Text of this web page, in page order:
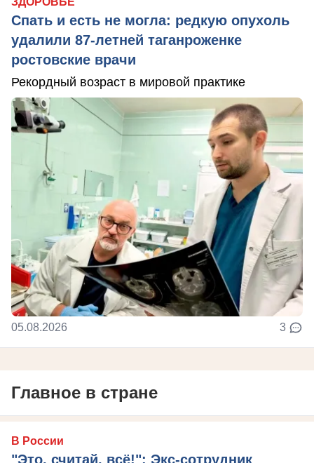
Спать и есть не могла: редкую опухоль
удалили 87-летней таганроженке
ростовские врачи
Рекордный возраст в мировой практике
05.08.2026 3
Главное в стране
В России
"Это, считай, всё!": Экс-сотрудник